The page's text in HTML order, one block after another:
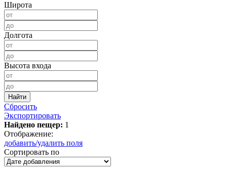
Широта
Долгота
Высота входа
Сбросить
Экспортировать
Найдено пещер: 1
Отображение:
добавить/удалить поля
Сортировать по